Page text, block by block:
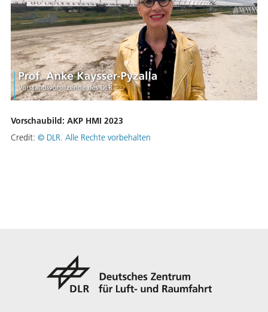
Vorschaubild: AKP HMI 2023
Credit: © DLR. Alle Rechte vorbehalten